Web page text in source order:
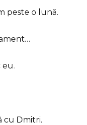
peste o lună.
eu.
cu Dmitri.